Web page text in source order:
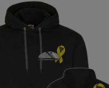
an Ärmelabschluss und Bund
cotton/coton (m.)/Algodón, 35%
Größentabelle um sicher zu
Bestelleingang auf deine